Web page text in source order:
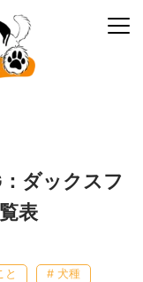
ダックスフ
表
と # 犬種